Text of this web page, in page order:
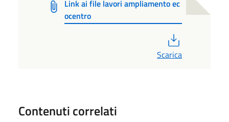
Link ai file lavori ampliamento ec
ocentro
Scarica
Contenuti correlati